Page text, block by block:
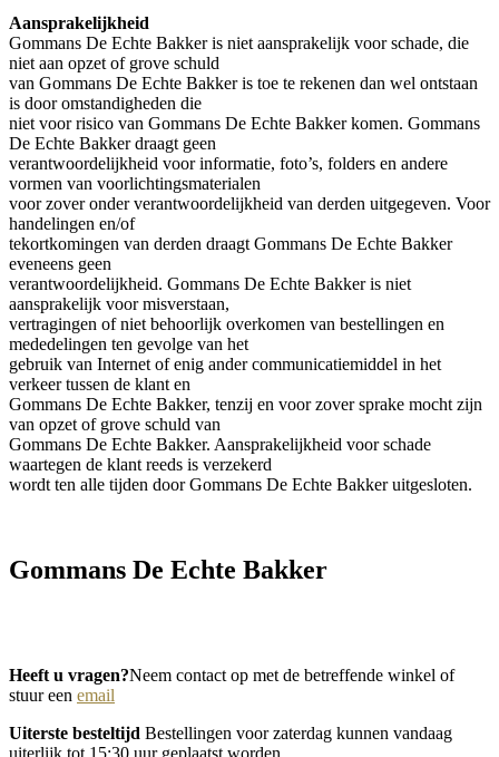
Aansprakelijkheid
Gommans De Echte Bakker is niet aansprakelijk voor schade, die
niet aan opzet of grove schuld
van Gommans De Echte Bakker is toe te rekenen dan wel ontstaan
is door omstandigheden die
niet voor risico van Gommans De Echte Bakker komen. Gommans
De Echte Bakker draagt geen
verantwoordelijkheid voor informatie, foto’s, folders en andere
vormen van voorlichtingsmaterialen
voor zover onder verantwoordelijkheid van derden uitgegeven. Voor
handelingen en/of
tekortkomingen van derden draagt Gommans De Echte Bakker
eveneens geen
verantwoordelijkheid. Gommans De Echte Bakker is niet
aansprakelijk voor misverstaan,
vertragingen of niet behoorlijk overkomen van bestellingen en
mededelingen ten gevolge van het
gebruik van Internet of enig ander communicatiemiddel in het
verkeer tussen de klant en
Gommans De Echte Bakker, tenzij en voor zover sprake mocht zijn
van opzet of grove schuld van
Gommans De Echte Bakker. Aansprakelijkheid voor schade
waartegen de klant reeds is verzekerd
wordt ten alle tijden door Gommans De Echte Bakker uitgesloten.
Gommans De Echte Bakker
Heeft u vragen?Neem contact op met de betreffende winkel of
stuur een email
Uiterste besteltijd Bestellingen voor zaterdag kunnen vandaag
uiterlijk tot 15:30 uur geplaatst worden.